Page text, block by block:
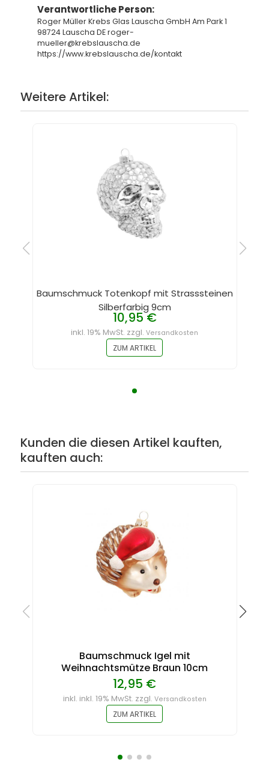
Verantwortliche Person:
Roger Müller Krebs Glas Lauscha GmbH Am Park 1
98724 Lauscha DE roger-
mueller@krebslauscha.de
https://www.krebslauscha.de/kontakt
Weitere Artikel:
Baumschmuck Totenkopf mit Strasssteinen
Silberfarbig 9cm
10,95 €
inkl. 19% MwSt. zzgl.Versandkosten
ZUM ARTIKEL
Kunden die diesen Artikel kauften,
kauften auch:
Baumschmuck Igel mit
Weihnachtsmütze Braun 10cm
12,95 €
inkl. inkl. 19% MwSt. zzgl. Versandkosten
ZUM ARTIKEL